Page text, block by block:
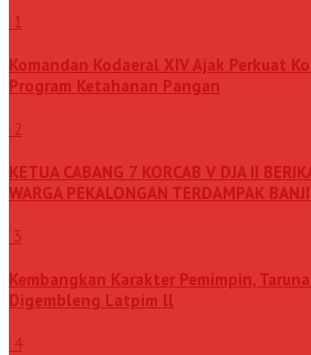
1
Komandan Kodaeral XIV Ajak Perkuat
Program Ketahanan Pangan
2
KETUA CABANG 7 KORCAB V DJA II
WARGA PEKALONGAN TERDAMPAK
3
Kembangkan Karakter Pemimpin,
Digembleng Latpim ll
4